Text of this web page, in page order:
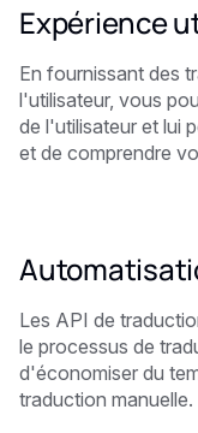
Expérience
En fournissant des
l'utilisateur, vous
de l'utilisateur et lui
et de comprendre
Les API de
le processus de
d'économiser du
traduction manuelle.